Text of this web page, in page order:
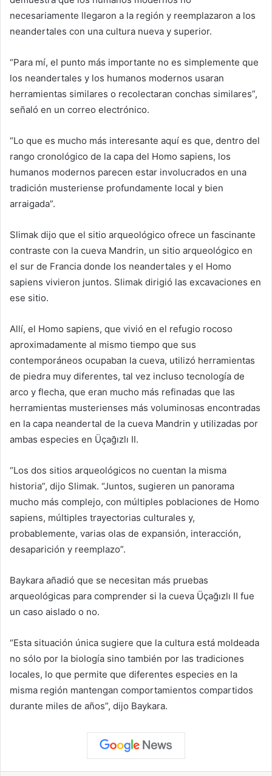
necesariamente llegaron a la región y reemplazaron a los
neandertales con una cultura nueva y superior.
“Para mí, el punto más importante no es simplemente que
los neandertales y los humanos modernos usaran
herramientas similares o recolectaran conchas similares”,
señaló en un correo electrónico.
“Lo que es mucho más interesante aquí es que, dentro del
rango cronológico de la capa del Homo sapiens, los
humanos modernos parecen estar involucrados en una
tradición musteriense profundamente local y bien
arraigada”.
Slimak dijo que el sitio arqueológico ofrece un fascinante
contraste con la cueva Mandrin, un sitio arqueológico en
el sur de Francia donde los neandertales y el Homo
sapiens vivieron juntos. Slimak dirigió las excavaciones en
ese sitio.
Allí, el Homo sapiens, que vivió en el refugio rocoso
aproximadamente al mismo tiempo que sus
contemporáneos ocupaban la cueva, utilizó herramientas
de piedra muy diferentes, tal vez incluso tecnología de
arco y flecha, que eran mucho más refinadas que las
herramientas musterienses más voluminosas encontradas
en la capa neandertal de la cueva Mandrin y utilizadas por
ambas especies en Üçağızlı II.
“Los dos sitios arqueológicos no cuentan la misma
historia”, dijo Slimak. “Juntos, sugieren un panorama
mucho más complejo, con múltiples poblaciones de Homo
sapiens, múltiples trayectorias culturales y,
probablemente, varias olas de expansión, interacción,
desaparición y reemplazo”.
Baykara añadió que se necesitan más pruebas
arqueológicas para comprender si la cueva Üçağızlı II fue
un caso aislado o no.
“Esta situación única sugiere que la cultura está moldeada
no sólo por la biología sino también por las tradiciones
locales, lo que permite que diferentes especies en la
misma región mantengan comportamientos compartidos
durante miles de años”, dijo Baykara.